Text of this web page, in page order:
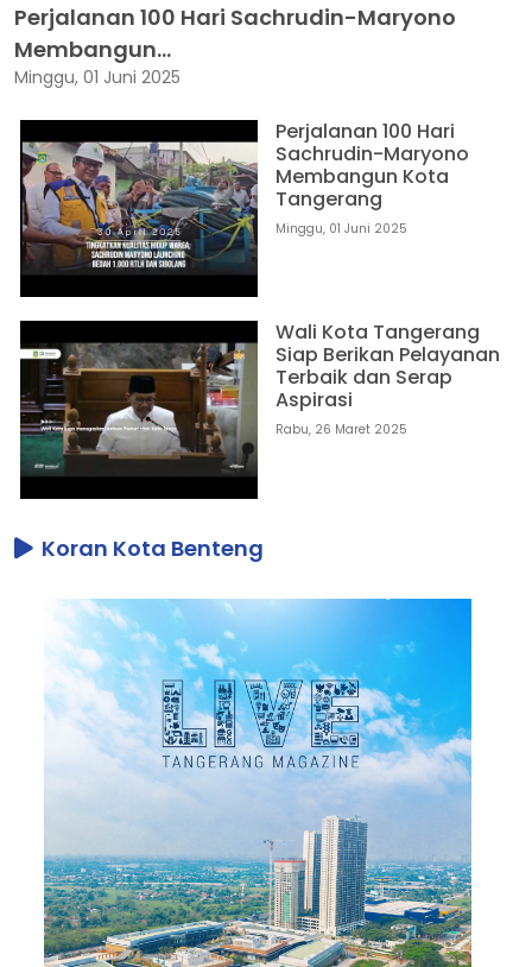
Perjalanan 100 Hari Sachrudin-Maryono
Membangun...
Minggu, 01 Juni 2025
Perjalanan 100 Hari
Sachrudin-Maryono
Membangun Kota
Tangerang
Minggu, 01 Juni 2025
Wali Kota Tangerang
Siap Berikan Pelayanan
Terbaik dan Serap
Aspirasi
Rabu, 26 Maret 2025
Koran Kota Benteng